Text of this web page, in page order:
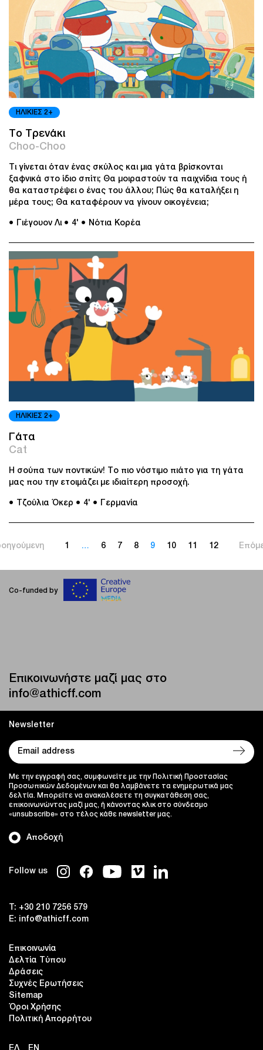
ΗΛΙΚΙΕΣ 2+
Το Τρενάκι
Choo-Choo
Τι γίνεται όταν ένας σκύλος και μια γάτα βρίσκονται
ξαφνικά στο ίδιο σπίτι; Θα μοιραστούν τα παιχνίδια τους ή
θα καταστρέψει ο ένας του άλλου; Πώς θα καταλήξει η
μέρα τους; Θα καταφέρουν να γίνουν οικογένεια;
● Γιέγουον Λι ● 4' ● Νότια Κορέα
ΗΛΙΚΙΕΣ 2+
Γάτα
Cat
Η σούπα των ποντικών! Το πιο νόστιμο πιάτο για τη γάτα
μας που την ετοιμάζει με ιδιαίτερη προσοχή.
● Τζούλια Όκερ ● 4' ● Γερμανία
1 … 6 7 8 9 10 11 12
Co-funded by
Επικοινωνήστε μαζί μας στο
info@athicff.com
Follow us
T: +30 210 7256 579
E: info@athicff.com
Επικοινωνία
Δελτία Τύπου
Δράσεις
Συχνές Ερωτήσεις
Sitemap
Όροι Χρήσης
Πολιτική Απορρήτου
ΕΛ EN
Newsletter
Αποδοχή
Με την εγγραφή σας, συμφωνείτε με την Πολιτική Προστασίας
Προσωπικών Δεδομένων και θα λαμβάνετε τα ενημερωτικά μας
δελτία. Μπορείτε να ανακαλέσετε τη συγκατάθεση σας,
επικοινωνώντας μαζί μας, ή κάνοντας κλικ στο σύνδεσμο
«unsubscribe» στο τέλος κάθε newsletter μας.